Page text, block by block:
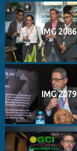
IMG 2086
IMG 2079